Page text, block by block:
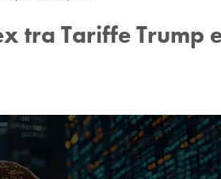
tra Tariffe Trump